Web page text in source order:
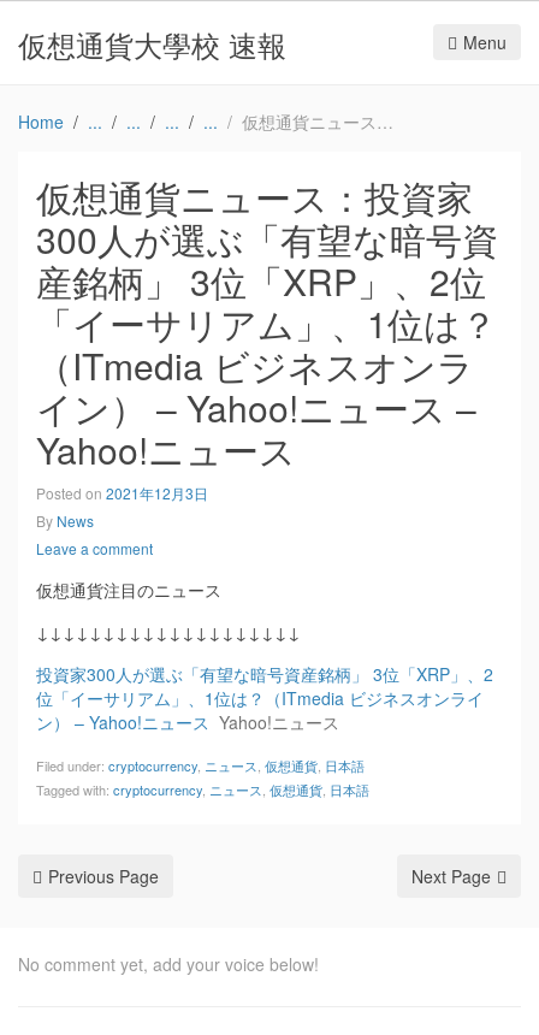
仮想通貨大學校 速報 Menu
Home 仮想通貨ニュース：投資家300人が選ぶ「有望な暗号資産銘柄」 3位「XRP」、2位「イーサリアム」、1位は？（ITmedia ビジネスオンライン） – Yahoo!ニュース – Yahoo!ニュース
仮想通貨ニュース：投資家
300人が選ぶ「有望な暗号資
産銘柄」 3位「XRP」、2位
「イーサリアム」、1位は？
（ITmedia ビジネスオンラ
イン） – Yahoo!ニュース –
Yahoo!ニュース
Posted on 2021年12月3日
By News
Leave a comment
仮想通貨注目のニュース
↓↓↓↓↓↓↓↓↓↓↓↓↓↓↓↓↓↓↓↓
投資家300人が選ぶ「有望な暗号資産銘柄」 3位「XRP」、2
位「イーサリアム」、1位は？（ITmedia ビジネスオンライ
ン） – Yahoo!ニュース Yahoo!ニュース
Filed under: cryptocurrency ニュース 仮想通貨 日本語
Tagged with: cryptocurrency ニュース 仮想通貨 日本語
Previous Page Next Page
No comment yet, add your voice below!